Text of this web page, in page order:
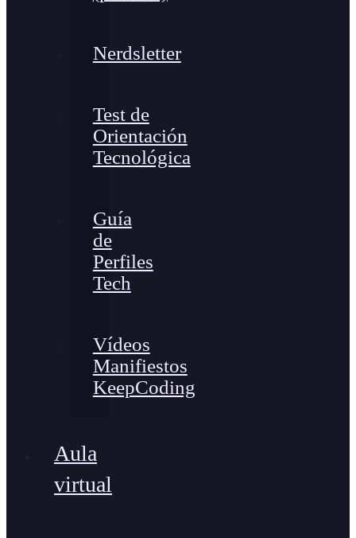
Nerdsletter
Test de
Orientación
Tecnológica
Guía
de
Perfiles
Tech
Vídeos
Manifiestos
KeepCoding
Aula
virtual